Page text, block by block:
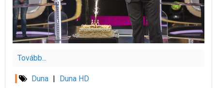
Tovább...
Duna Duna HD